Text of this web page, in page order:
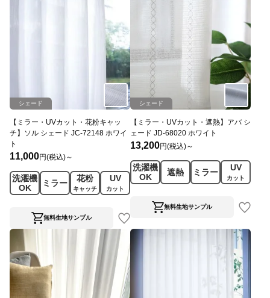
シェード
【ミラー・UVカット・花粉キャッ
チ】ソル シェード JC-72148 ホワイ
ト
11,000円(税込)～
洗濯機
OK
ミラー 花粉
キャッチ
UV
カット
無料生地サンプル
シェード
【ミラー・UVカット・遮熱】アバ シ
ェード JD-68020 ホワイト
13,200円(税込)～
洗濯機
OK
遮熱 ミラー UV
カット
無料生地サンプル